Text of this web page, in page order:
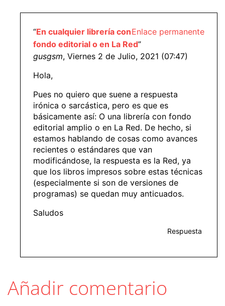
Enlace permanente
“En cualquier librería con
fondo editorial o en La Red”
gusgsm, Viernes 2 de Julio, 2021 (07:47)
Hola,
Pues no quiero que suene a respuesta
irónica o sarcástica, pero es que es
básicamente así: O una librería con fondo
editorial amplio o en La Red. De hecho, si
estamos hablando de cosas como avances
recientes o estándares que van
modificándose, la respuesta es la Red, ya
que los libros impresos sobre estas técnicas
(especialmente si son de versiones de
programas) se quedan muy anticuados.
Saludos
Respuesta
Añadir comentario